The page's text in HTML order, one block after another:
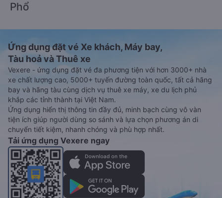
Phổ
Ứng dụng đặt vé Xe khách, Máy bay,
Tàu hoả và Thuê xe
Vexere - ứng dụng đặt vé đa phương tiện với hơn 3000+ nhà
xe chất lượng cao, 5000+ tuyến đường toàn quốc, tất cả hãng
bay và hãng tàu cùng dịch vụ thuê xe máy, xe du lịch phủ
khắp các tỉnh thành tại Việt Nam.
Ứng dụng hiển thị thông tin đầy đủ, minh bạch cùng vô vàn
tiện ích giúp người dùng so sánh và lựa chọn phương án di
chuyển tiết kiệm, nhanh chóng và phù hợp nhất.
Tải ứng dụng Vexere ngay